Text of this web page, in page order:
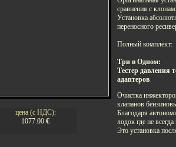
цена (с НДС):
1077.00 €
сравнения с
Установка
переносного
Полный комплект:
Три в Одном:
Тестер давления
адаптеров
Очистка
клапанов
Благодаря
лодок где не
Это установка